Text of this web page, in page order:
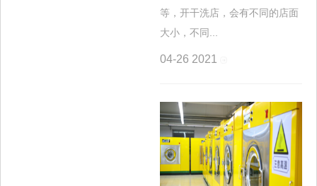
等，开干洗店，会有不同的店面
大小，不同...
04-26 2021